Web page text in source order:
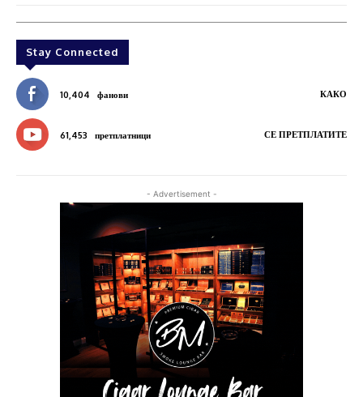
Stay Connected
10,404 фанови КАКО
61,453 претплатници СЕ ПРЕТПЛАТИТЕ
- Advertisement -